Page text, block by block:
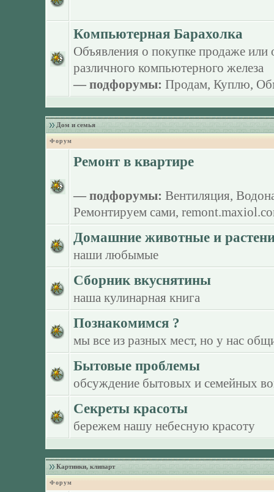
Компьютерная Барахолка
Объявления о покупке продаже или
различного компьютерного железа
— подфорумы: Продам, Куплю,
Дом и семья
Форум
Ремонт в квартире
— подфорумы: Вентиляция,
Ремонтируем сами,
Домашние животные и
наши любымые
Сборник вкуснятины
наша кулинарная книга
Познакомимся ?
мы все из разных мест, но у нас
Бытовые проблемы
обсуждение бытовых и семейных
Секреты красоты
бережем нашу небесную красоту
Картинки, клипарт
Форум